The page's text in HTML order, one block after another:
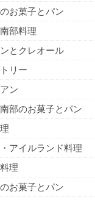
お菓子とパン
部料理
とクレオール
リー
ン
部のお菓子とパン
アイルランド料理
理
お菓子とパン